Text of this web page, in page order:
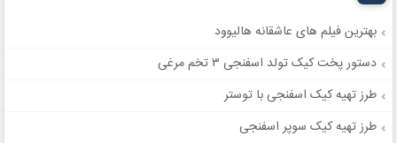
بهترین فیلم های عاشقانه هالیوود
دستور پخت کیک تولد اسفنجی ۳ تخم مرغی
طرز تهیه کیک اسفنجی با توستر
طرز تهیه کیک سوپر اسفنجی